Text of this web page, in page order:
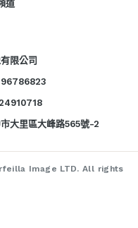
道
限公司
96786823
大里區大峰路565號-2
Image LTD. All rights